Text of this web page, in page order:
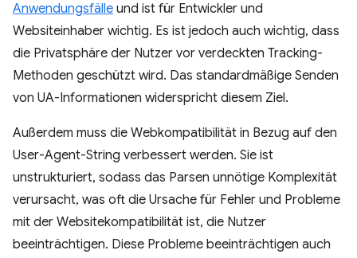
Anwendungsfälle und ist für Entwickler und
Websiteinhaber wichtig. Es ist jedoch auch wichtig, dass
die Privatsphäre der Nutzer vor verdeckten Tracking-
Methoden geschützt wird. Das standardmäßige Senden
von UA-Informationen widerspricht diesem Ziel.
Außerdem muss die Webkompatibilität in Bezug auf den
User-Agent-String verbessert werden. Sie ist
unstrukturiert, sodass das Parsen unnötige Komplexität
verursacht, was oft die Ursache für Fehler und Probleme
mit der Websitekompatibilität ist, die Nutzer
beeinträchtigen. Diese Probleme beeinträchtigen auch